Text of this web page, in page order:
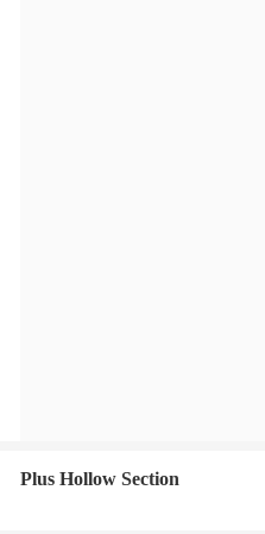
Plus Hollow Section